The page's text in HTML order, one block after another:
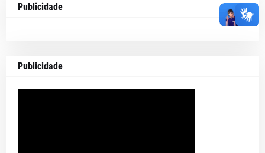
Publicidade
Publicidade